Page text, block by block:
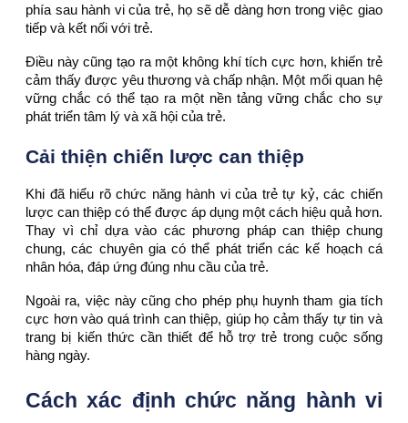
phía sau hành vi của trẻ, họ sẽ dễ dàng hơn trong việc giao
tiếp và kết nối với trẻ.
Điều này cũng tạo ra một không khí tích cực hơn, khiến trẻ
cảm thấy được yêu thương và chấp nhận. Một mối quan hệ
vững chắc có thể tạo ra một nền tảng vững chắc cho sự
phát triển tâm lý và xã hội của trẻ.
Cải thiện chiến lược can thiệp
Khi đã hiểu rõ chức năng hành vi của trẻ tự kỷ, các chiến
lược can thiệp có thể được áp dụng một cách hiệu quả hơn.
Thay vì chỉ dựa vào các phương pháp can thiệp chung
chung, các chuyên gia có thể phát triển các kế hoạch cá
nhân hóa, đáp ứng đúng nhu cầu của trẻ.
Ngoài ra, việc này cũng cho phép phụ huynh tham gia tích
cực hơn vào quá trình can thiệp, giúp họ cảm thấy tự tin và
trang bị kiến thức cần thiết để hỗ trợ trẻ trong cuộc sống
hàng ngày.
Cách xác định chức năng hành vi